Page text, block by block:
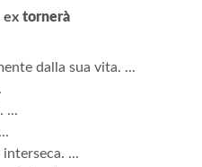
ex tornerà
dalla sua vita. ...
...
...